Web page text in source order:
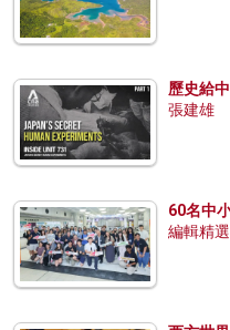
歷史給
張建雄
60名中
編輯精選